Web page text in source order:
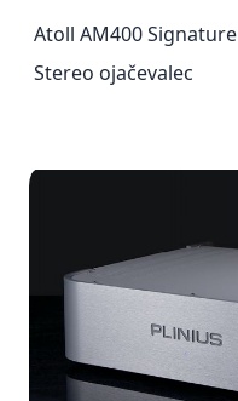
Atoll AM400 Signature
Stereo ojačevalec